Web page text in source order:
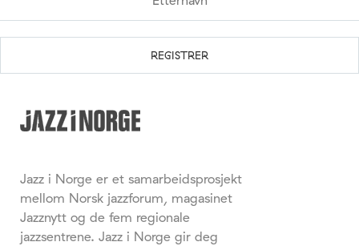
Jazz i Norge er et samarbeidsprosjekt
mellom Norsk jazzforum, magasinet
Jazznytt og de fem regionale
jazzsentrene. Jazz i Norge gir deg